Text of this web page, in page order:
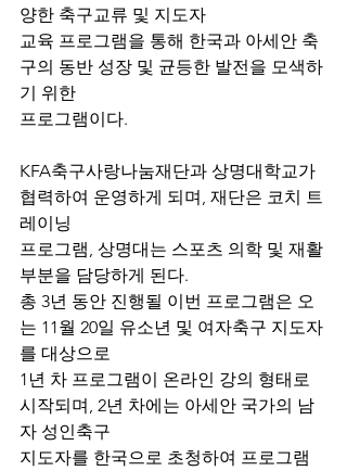
양한 축구교류 및 지도자
교육 프로그램을 통해 한국과 아세안 축
구의 동반 성장 및 균등한 발전을 모색하
기 위한
프로그램이다.
KFA축구사랑나눔재단과 상명대학교가
협력하여 운영하게 되며, 재단은 코치 트
레이닝
프로그램, 상명대는 스포츠 의학 및 재활
부분을 담당하게 된다.
총 3년 동안 진행될 이번 프로그램은 오
는 11월 20일 유소년 및 여자축구 지도자
를 대상으로
1년 차 프로그램이 온라인 강의 형태로
시작되며, 2년 차에는 아세안 국가의 남
자 성인축구
지도자를 한국으로 초청하여 프로그램